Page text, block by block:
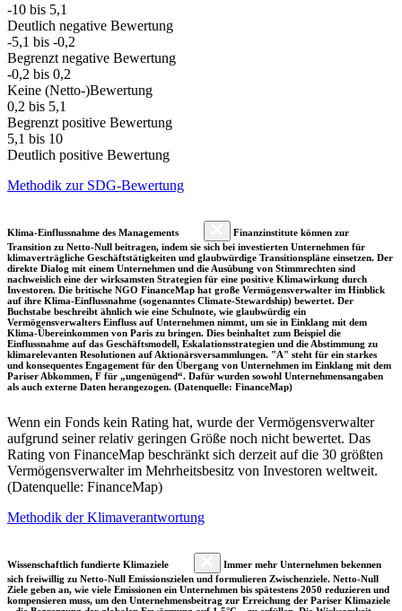
-10 bis 5,1
Deutlich negative Bewertung
-5,1 bis -0,2
Begrenzt negative Bewertung
-0,2 bis 0,2
Keine (Netto-)Bewertung
0,2 bis 5,1
Begrenzt positive Bewertung
5,1 bis 10
Deutlich positive Bewertung
Methodik zur SDG-Bewertung
Klima-Einflussnahme des Managements
Finanzinstitute können zur
Transition zu Netto-Null beitragen, indem sie sich bei investierten Unternehmen für
klimaverträgliche Geschäftstätigkeiten und glaubwürdige Transitionspläne einsetzen. Der
direkte Dialog mit einem Unternehmen und die Ausübung von Stimmrechten sind
nachweislich eine der wirksamsten Strategien für eine positive Klimawirkung durch
Investoren. Die britische NGO FinanceMap hat große Vermögensverwalter im Hinblick
auf ihre Klima-Einflussnahme (sogenanntes Climate-Stewardship) bewertet. Der
Buchstabe beschreibt ähnlich wie eine Schulnote, wie glaubwürdig ein
Vermögensverwalters Einfluss auf Unternehmen nimmt, um sie in Einklang mit dem
Klima-Übereinkommen von Paris zu bringen. Dies beinhaltet zum Beispiel die
Einflussnahme auf das Geschäftsmodell, Eskalationsstrategien und die Abstimmung zu
klimarelevanten Resolutionen auf Aktionärsversammlungen. "A" steht für ein starkes
und konsequentes Engagement für den Übergang von Unternehmen im Einklang mit dem
Pariser Abkommen, F für „ungenügend“. Dafür wurden sowohl Unternehmensangaben
als auch externe Daten herangezogen. (Datenquelle: FinanceMap)
Wenn ein Fonds kein Rating hat, wurde der Vermögensverwalter
aufgrund seiner relativ geringen Größe noch nicht bewertet. Das
Rating von FinanceMap beschränkt sich derzeit auf die 30 größten
Vermögensverwalter im Mehrheitsbesitz von Investoren weltweit.
(Datenquelle: FinanceMap)
Methodik der Klimaverantwortung
Wissenschaftlich fundierte Klimaziele
Immer mehr Unternehmen bekennen
sich freiwillig zu Netto-Null Emissionszielen und formulieren Zwischenziele. Netto-Null
Ziele geben an, wie viele Emissionen ein Unternehmen bis spätestens 2050 reduzieren und
kompensieren muss, um den Unternehmensbeitrag zur Erreichung der Pariser Klimaziele